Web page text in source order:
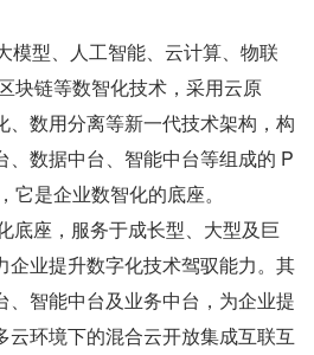
模型、人工智能、云计算、物联
块链等数智化技术，采用云原
、数用分离等新一代技术架构，构
、数据中台、智能中台等组成的 P
是企业数智化的底座。
底座，服务于成长型、大型及巨
企业提升数字化技术驾驭能力。其
、智能中台及业务中台，为企业提
云环境下的混合云开放集成互联互